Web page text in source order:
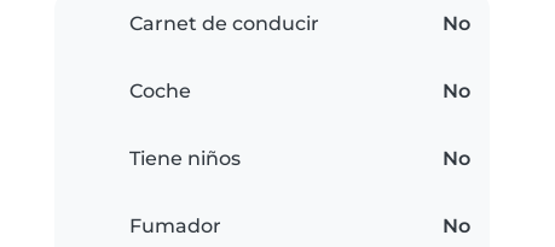
Carnet de conducir No
Coche No
Tiene niños No
Fumador No